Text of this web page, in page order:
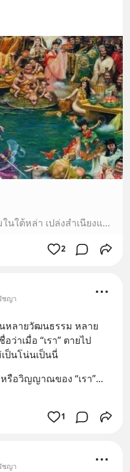
สร้างขึ้นเพื่อเผยแพร่พุทธธรรมในใต้หล่า เปล่งสำเนียงแทนฟ้า ปลุกตื่นเวไนยกลับนิพพาน
2
ชญา
หลายวัฒนธรรม หลาย
าเมื่อ “เรา” ตายไป
ป็นโน่นเป็นนี่
รือวิญญาณของ “เรา”...
1
ชญา